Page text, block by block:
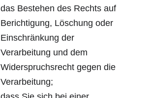
das Bestehen des Rechts auf
Berichtigung, Löschung oder
Einschränkung der
Verarbeitung und dem
Widerspruchsrecht gegen die
Verarbeitung;